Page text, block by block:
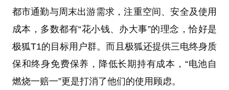
都市通勤与周末出游需求，注重空间、安全及使用
成本，多数都有“花小钱、办大事”的理念，恰好是
极狐T1的目标用户群。而且极狐还提供三电终身质
保和终身免费保养，降低长期持有成本，“电池自
燃烧一赔一”更是打消了他们的使用顾虑。